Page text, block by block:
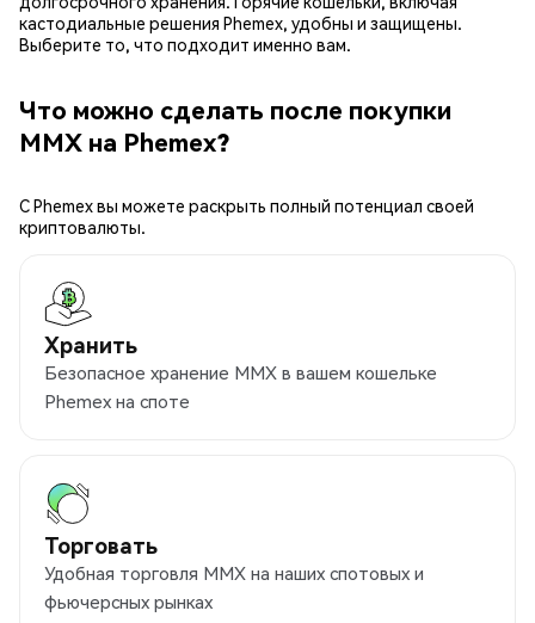
кастодиальные решения Phemex, удобны и защищены.
Выберите то, что подходит именно вам.
Что можно сделать после покупки
MMX на Phemex?
С Phemex вы можете раскрыть полный потенциал своей
криптовалюты.
Хранить
Безопасное хранение MMX в вашем кошельке
Phemex на споте
Торговать
Удобная торговля MMX на наших спотовых и
фьючерсных рынках